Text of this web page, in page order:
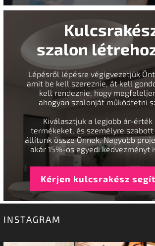
szalon
Lépésről lépésre végigvezetjük
amit be kell szereznie, át kell
kell rendeznie, hogy
ahogyan szalonját működtetni
Kiválasztjuk a legjobb ár-érték
termékeket, és személyre
állítunk össze Önnek. Nagyobb
akár 15%-os egyedi kedvezményt
Kérjen kulcsrakész
INSTAGRAM